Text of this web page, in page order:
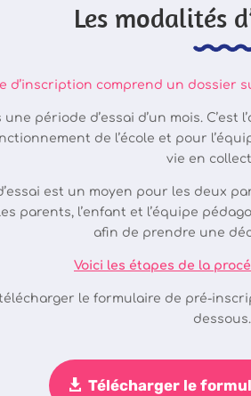
Les modalités
d’inscription comprend un dossier
période d’essai d’un mois.
de l’école et pour
vie en
est un moyen pour les deux
parents, l’enfant et l’équipe
afin de prendre une
Voici les étapes de la
télécharger le formulaire de pré-
dessous.
Télécharger le